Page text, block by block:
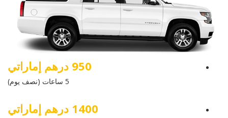
950 درهم إماراتي
5 ساعات (نصف يوم)
1400 درهم إماراتي